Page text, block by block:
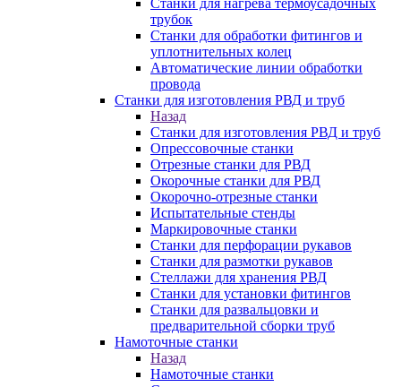
Станки для нагрева термоусадочных
трубок
Станки для обработки фитингов и
уплотнительных колец
Автоматические линии обработки
провода
Станки для изготовления РВД и труб
Назад
Станки для изготовления РВД и труб
Опрессовочные станки
Отрезные станки для РВД
Окорочные станки для РВД
Окорочно-отрезные станки
Испытательные стенды
Маркировочные станки
Станки для перфорации рукавов
Станки для размотки рукавов
Стеллажи для хранения РВД
Станки для установки фитингов
Станки для развальцовки и
предварительной сборки труб
Намоточные станки
Назад
Намоточные станки